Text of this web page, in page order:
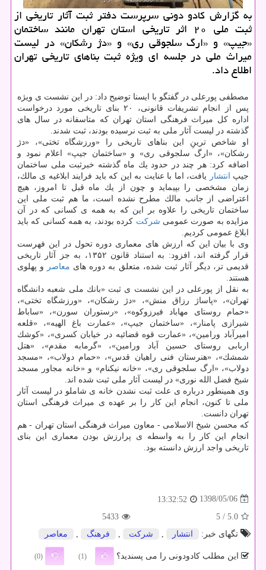
به گزارش كادو دونی سرپرست دفتر ثبت آثار تاریخی از
ثبت ملی ۲۰ اثر تاریخی استان تهران مانند ساختمان
«جیپ» و «ارگ سلجوقی ری» و «دژ رشكان» در لیست
میراث ملی در جلسه ای ویژه ثبت بناهای تاریخی تهران
اطلاع داد.
مصطفی پورعلی در گفتگو با ایسنا توضیح داد: در این نشست ی ویژه
پس از انجام تشریفات قانونی، ۲۰ بنای تاریخی مورد درخواست
اداره كل میراث فرهنگی استان تهران كه متاسفانه در سال های
گذشته در لیست آثار ملی به ثبت نرسیده بودند، ثبت شدند.
او شاخص ترینِ این بناهای تاریخی را «ورزشگاه تختی»، «دژ
رشكان»، «ارگ سلجوقی ری» و «ساختمان جیپ» اعلام نمود و
اضافه كرد: هر چند در حدود یك ماه گذشته خبرثبت ملی ساختمان
جیپ
انتشار
یافت، اما با عنایت به این كه باید فرایند ابلاغیه ی مالك،
زمان مشخصی را بپیماید و چون از یك ماه قبل تا امروز، هیچ
اعتراضی از جانب مالك مطرح نشده است، ما هم ثبت ملی این
ساختمان تاریخی را علاوه بر این كه به همه ی كسانی كه در آن
مزایده به صورت عمومی شركت كرده بودند، به همه كسانی كه باید
ابلاغ عمومی كردیم.
وی با بیان این كه ارزش های معماری دوره تحول در این فهرست
قرار گرفته اند، افزود: به استناد قانون ۱۳۵۲، به جز آثار تاریخی
قدیمی تر، دیگر آثار ثبت شده، متعلق به دوره های معاصر
و پهلوی
هستند.
به نقل از پورعلی در این نشست ی ثبت «بانك ملی شعبه دانشگاه
تهران»، «پاساژ رزاق منش»، «دژ رشكان»، «ورزشگاه تختی»،
«حمام روستای مهاباد فیرزوكوه»، «رستوران سورن»، «ساباط
شیرازی پامنار»، «ساختمان جیپ»، «عمارت باغ الهیه»، «قلعه
امیرآباد ورامین»، «عمارت قوه قضائیه در خیابان كسری»، «كوشك
اربابی روستای حسین آباد ورامین»، «گرمابه مقدم»، «هتل
شمشك»، «هنرستان فنی راهیان قدس»، «حمام دولاب»، «مسجد
دولاب»، «ارگ سلجوقی ری»، «خانه نیكنام» و «خانه مجاور مسجد
شیخ فضل الله نوری» در لیست آثار ملی ثبت شده اند.
وی همینطور درباره ی علت ثبت نشدن خانه ی شاملو در لیست آثار
ملی تا كنون، انجام این كار را بر عهده ی میراث فرهنگی استان
تهران دانست.
كه محسن شیخ الاسلامی - معاون میراث فرهنگی استان تهران - هم
انجام این كار را به واسطه ی پرارزش بودن معماری این بنای
تاریخی واجد ارزش دانسته بود.
1398/05/06
13:32:52
5.0
/ 5
5433
تگهای خبر:
انتشار , شركت , فرهنگ , معاصر
این مطلب کادودونی را می پسندید؟ (1)
(0)